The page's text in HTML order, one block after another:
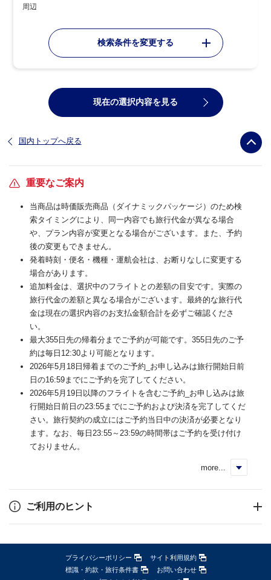
周辺
検索条件を変更する
現在の選択内容を見る
国内トップへ戻る
重要なご案内
当商品は時価販売商品（ダイナミックパッケージ）のため検
索タイミングにより、同一内容でも旅行代金が異なる場合
や、プラン内容が変更となる場合がございます。また、予約
後の変更もできません。
発着時刻・便名・機種・運航会社は、お断りなしに変更する
場合があります。
追加料金は、選択中のフライトとの差額の目安です。実際の
旅行代金の差額と異なる場合がございます。最終的な旅行代
金は現在の選択内容のお支払金額合計を必ずご確認くださ
い。
最大355日先の帰着分までご予約が可能です。355日先のご予
約は毎日12:30より可能となります。
2026年5月18日帰着までのご予約_お申し込みは旅行開始日前
日の16:59までにご予約を完了してください。
2026年5月19日以降のフライトを含むご予約_お申し込みは旅
行開始日前日の23:55までにご予約および決済を完了してくだ
さい。旅行契約の成立にはご予約当日中の決済が必要となり
ます。なお、毎日23:55～23:59の時間帯はご予約を受け付け
ておりません。
more...
ご利用のヒント
プライバシーポリシー
サイト利用規約
標識・約款・旅行条件書
お問い合わせ